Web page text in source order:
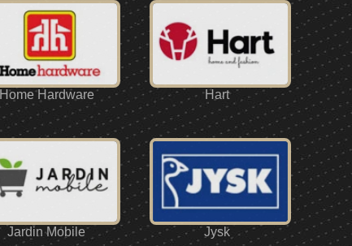
Home Hardware Hart
Jardin Mobile Jysk